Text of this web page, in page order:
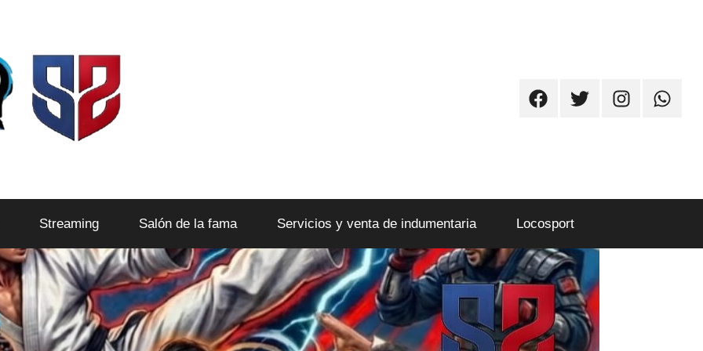
FacebookTwitter Instagram
Streaming Salón de la fama Servicios y venta de indumentaria Locosport